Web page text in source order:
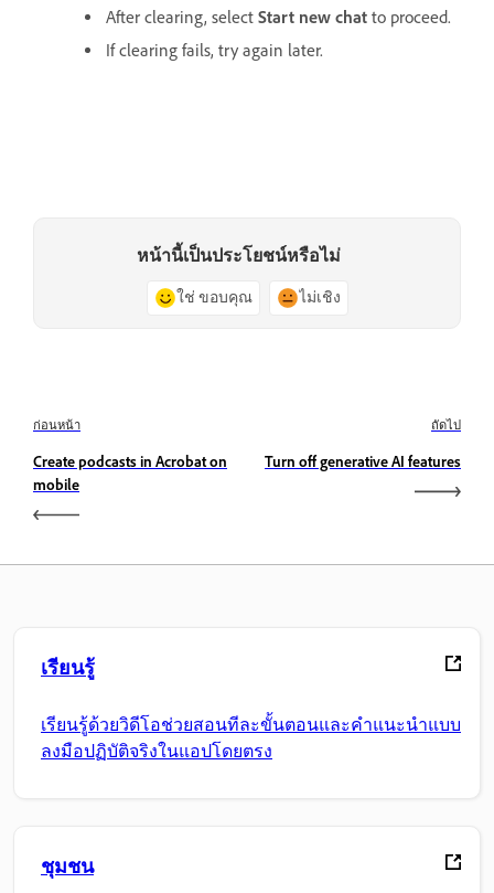
After clearing, select Start new chat to proceed.
If clearing fails, try again later.
หน้านี้เป็นประโยชน์หรือไม่
ใช่ ขอบคุณ ไม่เชิง
ก่อนหน้า
Create podcasts in Acrobat on
mobile
ถัดไป
Turn off generative AI features
เรียนรู้
เรียนรู้ด้วยวิดีโอช่วยสอนทีละขั้นตอนและคำแนะนำแบบ
ลงมือปฏิบัติจริงในแอปโดยตรง
ชุมชน